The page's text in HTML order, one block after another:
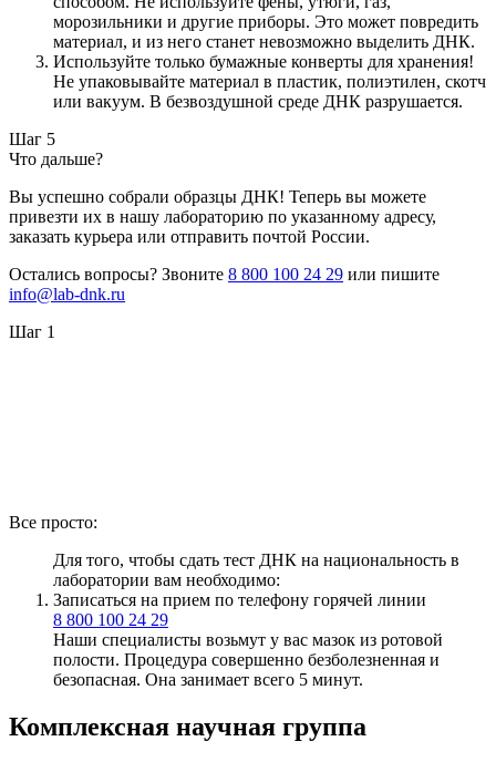
морозильники и другие приборы. Это может повредить
материал, и из него станет невозможно выделить ДНК.
Используйте только бумажные конверты для хранения!
Не упаковывайте материал в пластик, полиэтилен, скотч
или вакуум. В безвоздушной среде ДНК разрушается.
Шаг 5
Что дальше?
Вы успешно собрали образцы ДНК! Теперь вы можете
привезти их в нашу лабораторию по указанному адресу,
заказать курьера или отправить почтой России.
Остались вопросы? Звоните 8 800 100 24 29 или пишите
info@lab-dnk.ru
Шаг 1
Все просто:
Для того, чтобы сдать тест ДНК на национальность в
лаборатории вам необходимо:
Записаться на прием по телефону горячей линии
8 800 100 24 29
Наши специалисты возьмут у вас мазок из ротовой
полости. Процедура совершенно безболезненная и
безопасная. Она занимает всего 5 минут.
Комплексная научная группа